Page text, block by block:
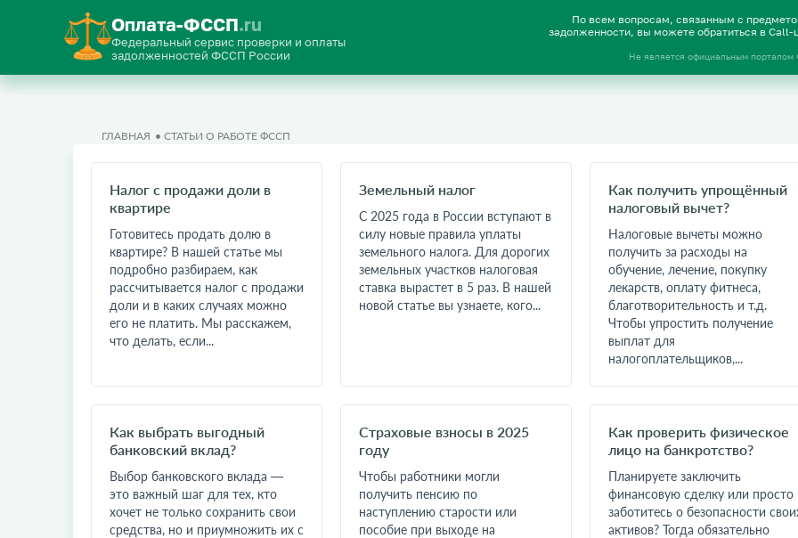
Оплата-ФССП.ru
Федеральный сервис проверки и оплаты
задолженностей ФССП России
По всем вопросам, связанным с
задолженности, вы можете обратиться в
Не является официальным
ГЛАВНАЯ СТАТЬИ О РАБОТЕ ФССП
Налог с продажи доли в
квартире
Готовитесь продать долю в
квартире? В нашей статье мы
подробно разбираем, как
рассчитывается налог с продажи
доли и в каких случаях можно
его не платить. Мы расскажем,
что делать, если...
Земельный налог
С 2025 года в России вступают в
силу новые правила уплаты
земельного налога. Для дорогих
земельных участков налоговая
ставка вырастет в 5 раз. В нашей
новой статье вы узнаете, кого...
Как получить упрощённый
налоговый вычет?
Налоговые вычеты можно
получить за расходы на
обучение, лечение, покупку
лекарств, оплату фитнеса,
благотворительность и т.д.
Чтобы упростить получение
выплат для
налогоплательщиков,...
Как выбрать выгодный
банковский вклад?
Выбор банковского вклада —
это важный шаг для тех, кто
хочет не только сохранить свои
средства, но и приумножить их с
Страховые взносы в 2025
году
Чтобы работники могли
получить пенсию по
наступлению старости или
пособие при выходе на
Как проверить физическое
лицо на банкротство?
Планируете заключить
финансовую сделку или просто
заботитесь о безопасности
активов? Тогда обязательно